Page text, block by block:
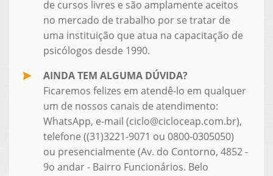
de cursos livres e são amplamente aceitos
no mercado de trabalho por se tratar de
uma instituição que atua na capacitação de
psicólogos desde 1990.
AINDA TEM ALGUMA DÚVIDA?
Ficaremos felizes em atendê-lo em qualquer
um de nossos canais de atendimento:
WhatsApp, e-mail (ciclo@cicloceap.com.br),
telefone ((31)3221-9071 ou 0800-0305050)
ou presencialmente (Av. do Contorno, 4852 -
9o andar - Bairro Funcionários. Belo